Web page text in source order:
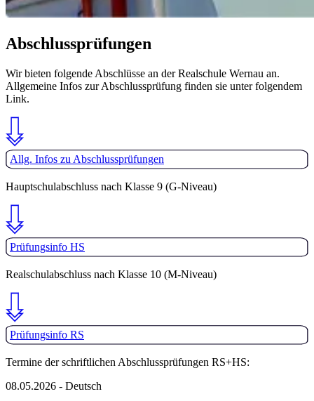
Abschlussprüfungen
Wir bieten folgende Abschlüsse an der Realschule Wernau an.
Allgemeine Infos zur Abschlussprüfung finden sie unter folgendem
Link.
Allg. Infos zu Abschlussprüfungen
Hauptschulabschluss nach Klasse 9 (G-Niveau)
Prüfungsinfo HS
Realschulabschluss nach Klasse 10 (M-Niveau)
Prüfungsinfo RS
Termine der schriftlichen Abschlussprüfungen RS+HS:
08.05.2026 - Deutsch